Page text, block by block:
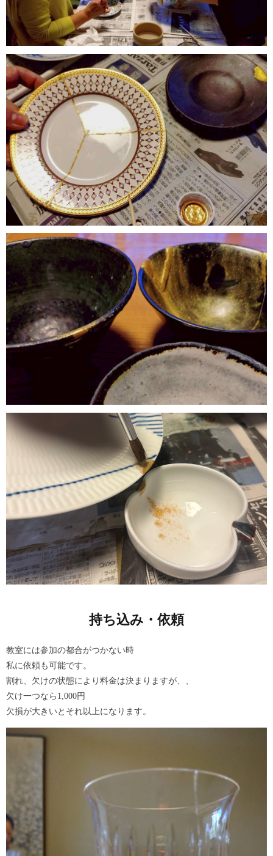
持ち込み・依頼
教室には参加の都合がつかない時
私に依頼も可能です。
割れ、欠けの状態により料金は決まりますが、、
欠け一つなら1,000円
欠損が大きいとそれ以上になります。